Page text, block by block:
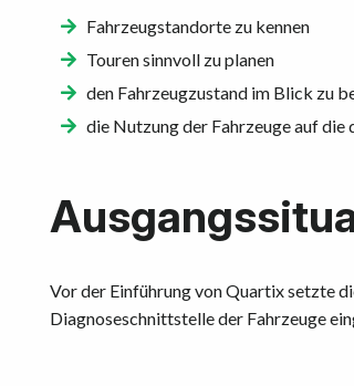
Fahrzeugstandorte zu kennen
Touren sinnvoll zu planen
den Fahrzeugzustand im Blick zu
die Nutzung der Fahrzeuge auf die
Vor der Einführung von Quartix setzte
Diagnoseschnittstelle der Fahrzeuge